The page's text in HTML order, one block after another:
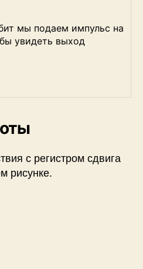
мы подаем импульс на
увидеть выход
с регистром сдвига
рисунке.